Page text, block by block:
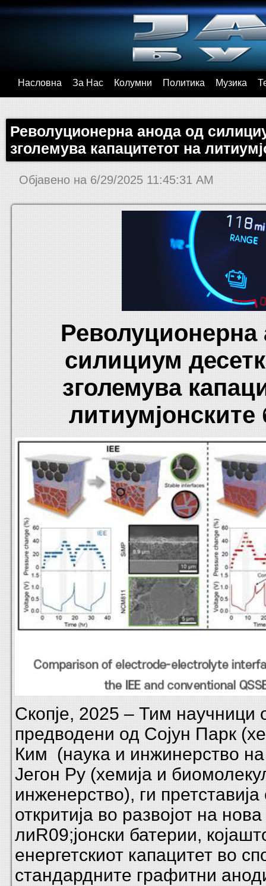
Насловна За Нас Колумни Политика Музика
Револуционерна анода од
зголемува капацитетот на
Објавено на 6/29/2025 11:45:31 AM
Револуционерна
силициум
зголемува
литиумјонските
Скопје, 2025 – Тим научници
предводени од Сојун Парк
Ким (наука и инжинерство
Јегон Ру (хемија и
инженерство), ги
откритија во развојот на
лиR09;јонски батерии,
енергетскиот капацитет во
стандардните графитни